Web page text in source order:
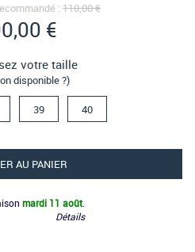
: 110,00 €
€
votre taille
disponible ?)
39 40
AU PANIER
mardi 11 août
Détails